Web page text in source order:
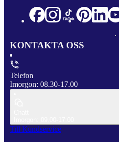
KONTAKTA OSS
Telefon
Imorgon: 08.30-17.00
Till Kundservice